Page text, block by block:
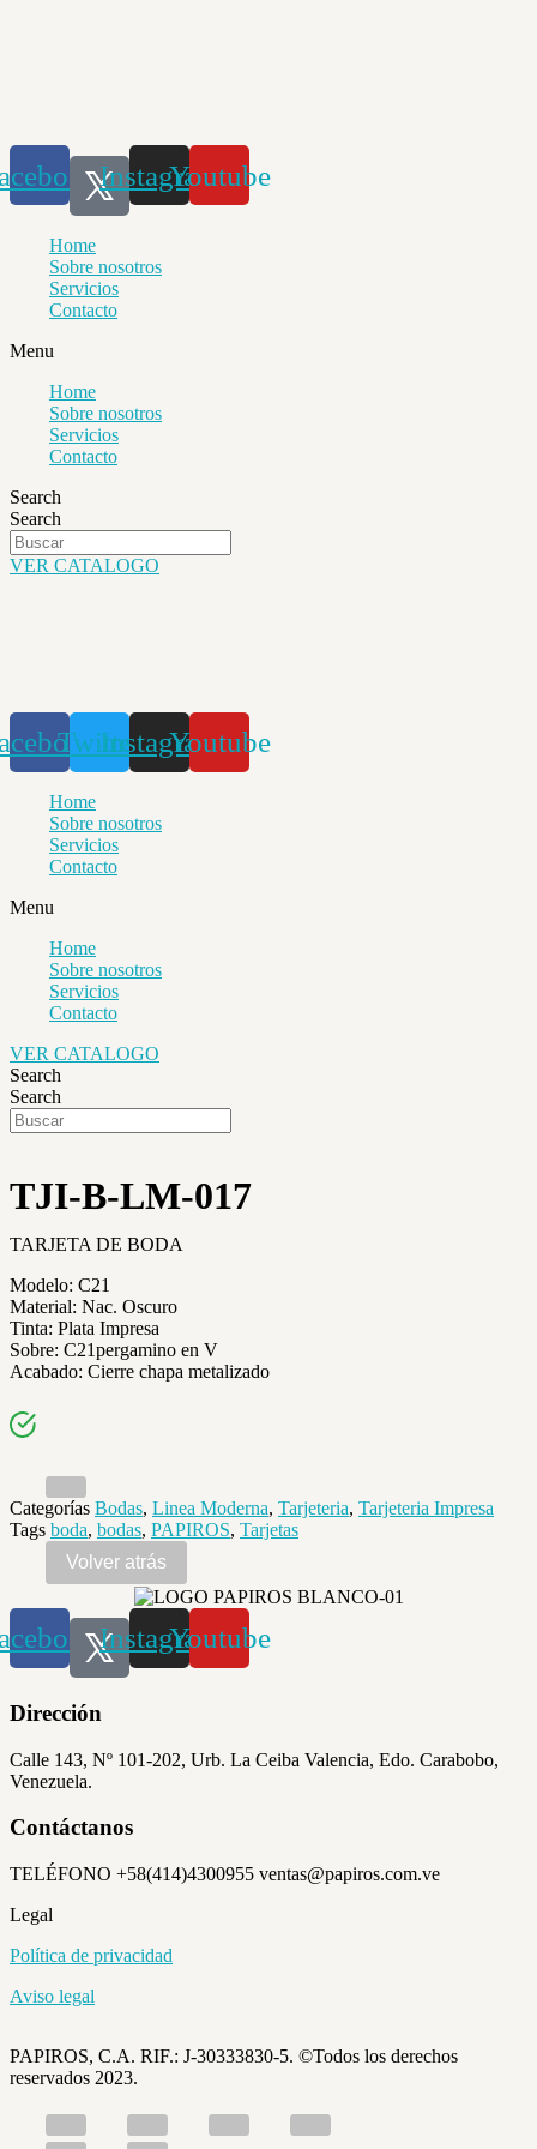
InstagramYoutube
Home
Sobre nosotros
Servicios
Contacto
Menu
Home
Sobre nosotros
Servicios
Contacto
Search
Search
VER CATALOGO
TwitterInstagramYoutube
Home
Sobre nosotros
Servicios
Contacto
Menu
Home
Sobre nosotros
Servicios
Contacto
VER CATALOGO
Search
Search
TJI-B-LM-017
TARJETA DE BODA
Modelo: C21
Material: Nac. Oscuro
Tinta: Plata Impresa
Sobre: C21pergamino en V
Acabado: Cierre chapa metalizado
Categorías Bodas, Linea Moderna, Tarjeteria, Tarjeteria Impresa
Tags boda, bodas, PAPIROS, Tarjetas
InstagramYoutube
Dirección
Calle 143, Nº 101-202, Urb. La Ceiba Valencia, Edo. Carabobo,
Venezuela.
Contáctanos
TELÉFONO +58(414)4300955 ventas@papiros.com.ve
Legal
Política de privacidad
Aviso legal
PAPIROS, C.A. RIF.: J-30333830-5. ©Todos los derechos
reservados 2023.